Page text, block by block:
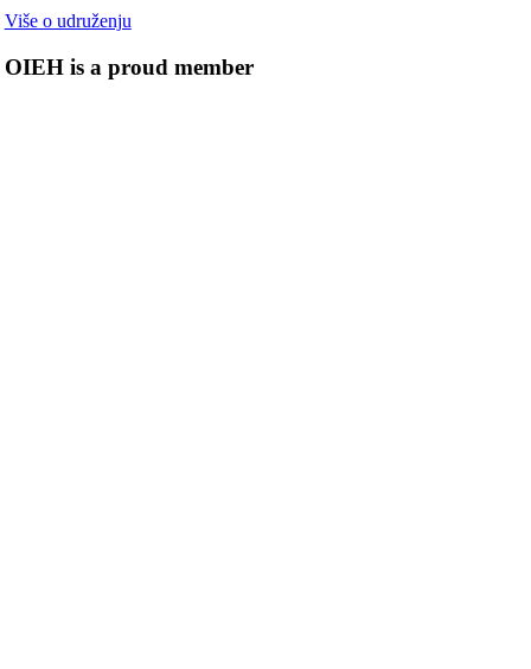
Više o udruženju
OIEH is a proud member